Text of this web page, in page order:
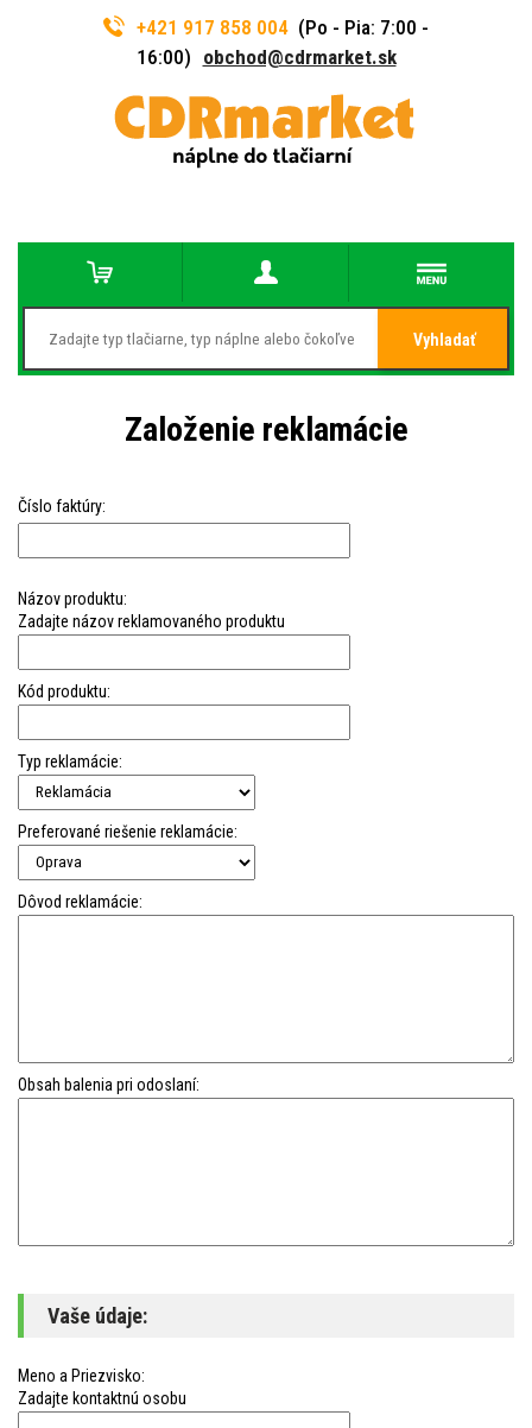
+421 917 858 004 (Po - Pia: 7:00 -
16:00) obchod@cdrmarket.sk
Vyhladať
Založenie reklamácie
Číslo faktúry:
Názov produktu:
Zadajte názov reklamovaného produktu
Kód produktu:
Typ reklamácie:
Preferované riešenie reklamácie:
Dôvod reklamácie:
Obsah balenia pri odoslaní:
Vaše údaje:
Meno a Priezvisko:
Zadajte kontaktnú osobu